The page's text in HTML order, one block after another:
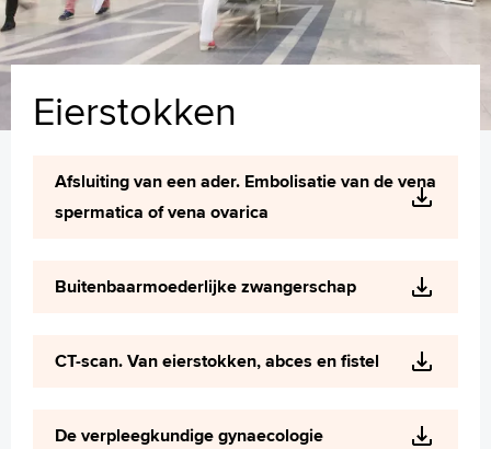
Verwijzers
Tekstgrootte A
Zoeken
Français
Türkçe
Eierstokken
Afsluiting van een ader. Embolisatie van de vena
spermatica of vena ovarica
Buitenbaarmoederlijke zwangerschap
CT-scan. Van eierstokken, abces en fistel
De verpleegkundige gynaecologie